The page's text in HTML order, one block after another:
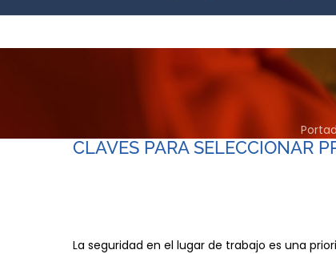
CLAVES PARA SELECCIONAR
La seguridad en el lugar de trabajo es una